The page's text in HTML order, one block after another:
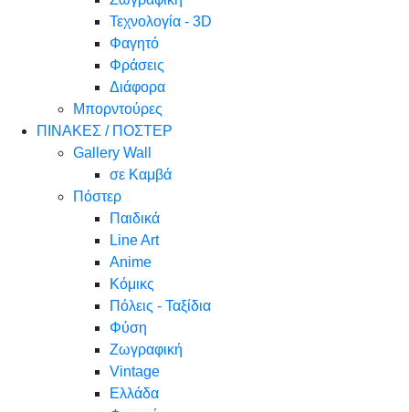
Τεχνολογία - 3D
Φαγητό
Φράσεις
Διάφορα
Μπορντούρες
ΠΙΝΑΚΕΣ / ΠΟΣΤΕΡ
Gallery Wall
σε Καμβά
Πόστερ
Παιδικά
Line Art
Anime
Κόμικς
Πόλεις - Ταξίδια
Φύση
Ζωγραφική
Vintage
Ελλάδα